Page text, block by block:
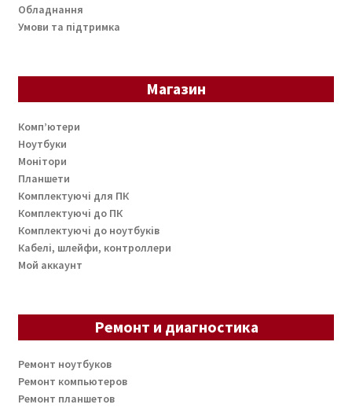
Обладнання
Умови та підтримка
Магазин
Комп’ютери
Ноутбуки
Монітори
Планшети
Комплектуючі для ПК
Комплектуючі до ПК
Комплектуючі до ноутбуків
Кабелі, шлейфи, контроллери
Мой аккаунт
Ремонт и диагностика
Ремонт ноутбуков
Ремонт компьютеров
Ремонт планшетов